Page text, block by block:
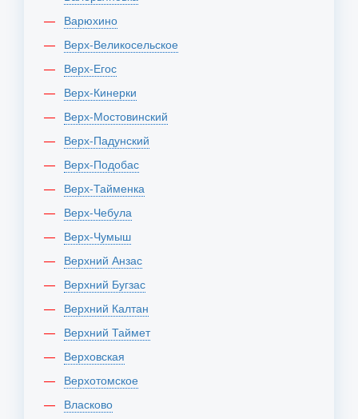
Варюхино
Верх-Великосельское
Верх-Егос
Верх-Кинерки
Верх-Мостовинский
Верх-Падунский
Верх-Подобас
Верх-Тайменка
Верх-Чебула
Верх-Чумыш
Верхний Анзас
Верхний Бугзас
Верхний Калтан
Верхний Таймет
Верховская
Верхотомское
Власково